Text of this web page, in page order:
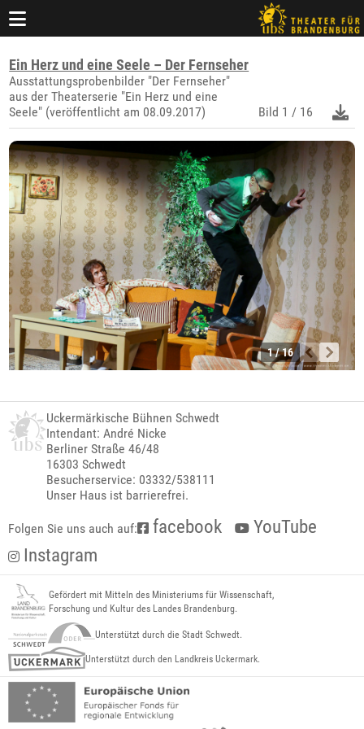
Ein Herz und eine Seele – Der Fernseher
Ausstattungsprobenbilder "Der Fernseher"
aus der Theaterserie "Ein Herz und eine
Seele" (veröffentlicht am 08.09.2017)
Bild 1 / 16
1 / 16
Uckermärkische Bühnen Schwedt
Intendant: André Nicke
Berliner Straße 46/48
16303 Schwedt
Besucherservice: 03332/538111
Unser Haus ist barrierefrei.
Folgen Sie uns auch auf: facebook
YouTube
Instagram
Gefördert mit Mitteln des Ministeriums für Wissenschaft,
Forschung und Kultur des Landes Brandenburg.
Unterstützt durch die Stadt Schwedt.
Unterstützt durch den Landkreis Uckermark.